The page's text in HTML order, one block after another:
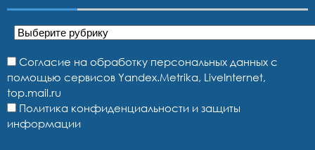
Рубрики
Согласие на обработку персональных данных с
помощью сервисов Yandex.Metrika, LiveInternet,
top.mail.ru
Политика конфиденциальности и защиты
информации